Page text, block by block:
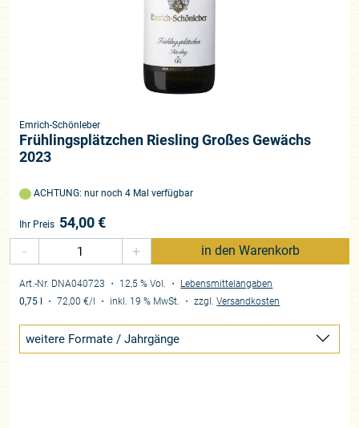
Emrich-Schönleber
Frühlingsplätzchen Riesling Großes Gewächs
2023
ACHTUNG: nur noch 4 Mal verfügbar
Ihr Preis 54,00€
-
+ in den Warenkorb
Art.-Nr. DNA040723 ・ 12,5 % Vol. ・ Lebensmittelangaben
0,75 l
・72,00 €/l ・ inkl. 19 % MwSt. ・zzgl.Versandkosten
weitere Formate / Jahrgänge